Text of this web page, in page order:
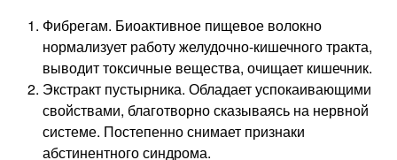
Фибрегам. Биоактивное пищевое волокно
нормализует работу желудочно-кишечного тракта,
выводит токсичные вещества, очищает кишечник.
Экстракт пустырника. Обладает успокаивающими
свойствами, благотворно сказываясь на нервной
системе. Постепенно снимает признаки
абстинентного синдрома.